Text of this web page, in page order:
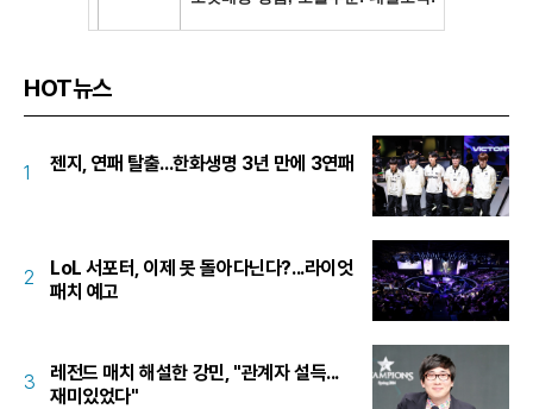
HOT뉴스
1 젠지, 연패 탈출...한화생명 3년 만에 3연패
2
LoL 서포터, 이제 못 돌아다닌다?...라이엇
패치 예고
3
레전드 매치 해설한 강민, "관계자 설득...
재미있었다"